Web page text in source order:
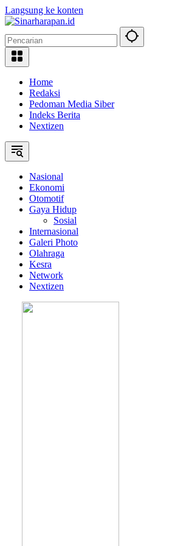
Langsung ke konten
Home
Redaksi
Pedoman Media Siber
Indeks Berita
Nextizen
Nasional
Ekonomi
Otomotif
Gaya Hidup
Sosial
Internasional
Galeri Photo
Olahraga
Kesra
Network
Nextizen